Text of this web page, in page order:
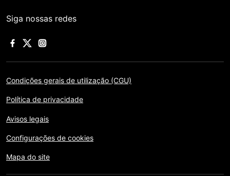
Siga nossas redes
Condições gerais de utilização (CGU)
Política de privacidade
Avisos legais
Configurações de cookies
Mapa do site